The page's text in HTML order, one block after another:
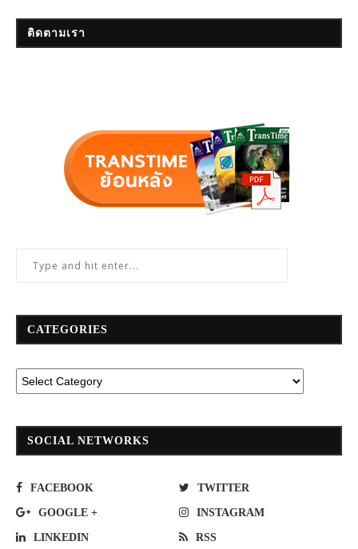
ติดตามเรา
CATEGORIES
SOCIAL NETWORKS
FACEBOOK TWITTER
GOOGLE + INSTAGRAM
LINKEDIN RSS